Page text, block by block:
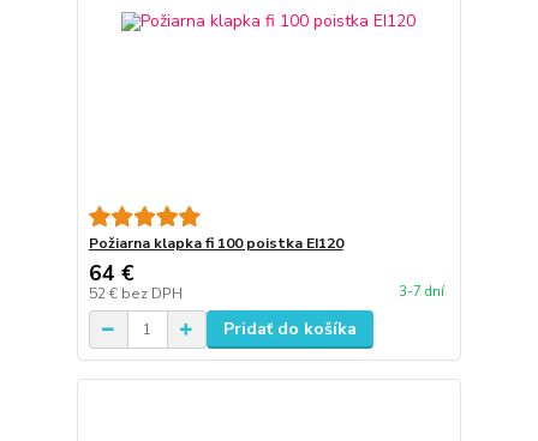
Požiarna klapka fi 100 poistka EI120
64 €
52 € bez DPH 3-7 dní
Pridať do košíka